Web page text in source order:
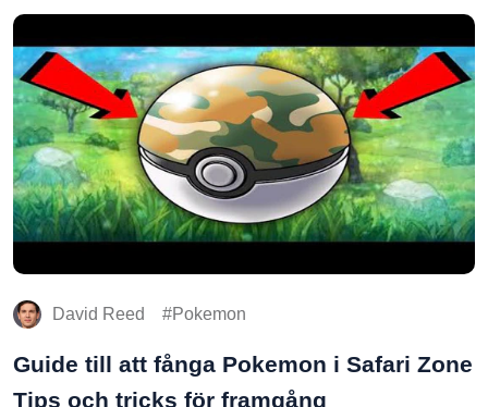
David Reed Pokemon
Guide till att fånga Pokemon i Safari Zone
Tips och tricks för framgång